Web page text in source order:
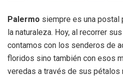
Palermo siempre es una postal
la naturaleza. Hoy, al recorrer
contamos con los senderos de
floridos sino también con esos
veredas a través de sus pétalos